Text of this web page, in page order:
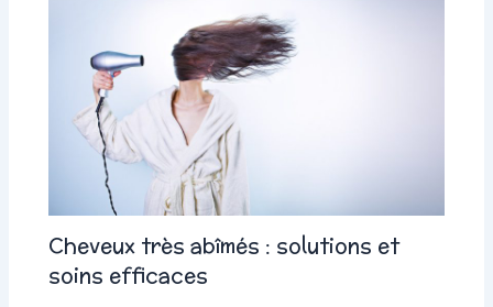
Cheveux très abîmés : solutions et
soins efficaces